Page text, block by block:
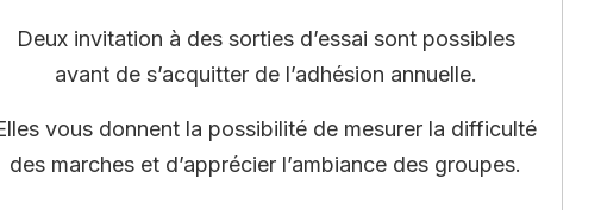
Deux invitation à des sorties d’essai sont possibles
avant de s’acquitter de l’adhésion annuelle.
vous donnent la possibilité de mesurer la difficulté
des marches et d’apprécier l’ambiance des groupes.